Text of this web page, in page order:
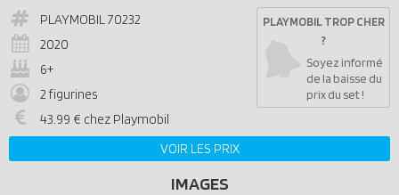
PLAYMOBIL70232
2020
6+
2 figurines
43.99 € chez Playmobil
PLAYMOBIL TROP CHER
?
Soyez informé
de la baisse du
prix du set !
VOIR LES PRIX
IMAGES